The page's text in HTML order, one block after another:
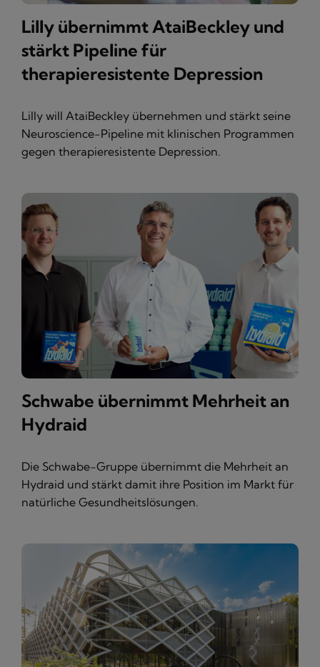
Lilly übernimmt AtaiBeckley und
stärkt Pipeline für
therapieresistente Depression
Lilly will AtaiBeckley übernehmen und stärkt seine
Neuroscience-Pipeline mit klinischen Programmen
gegen therapieresistente Depression.
Schwabe übernimmt Mehrheit an
Hydraid
Die Schwabe-Gruppe übernimmt die Mehrheit an
Hydraid und stärkt damit ihre Position im Markt für
natürliche Gesundheitslösungen.